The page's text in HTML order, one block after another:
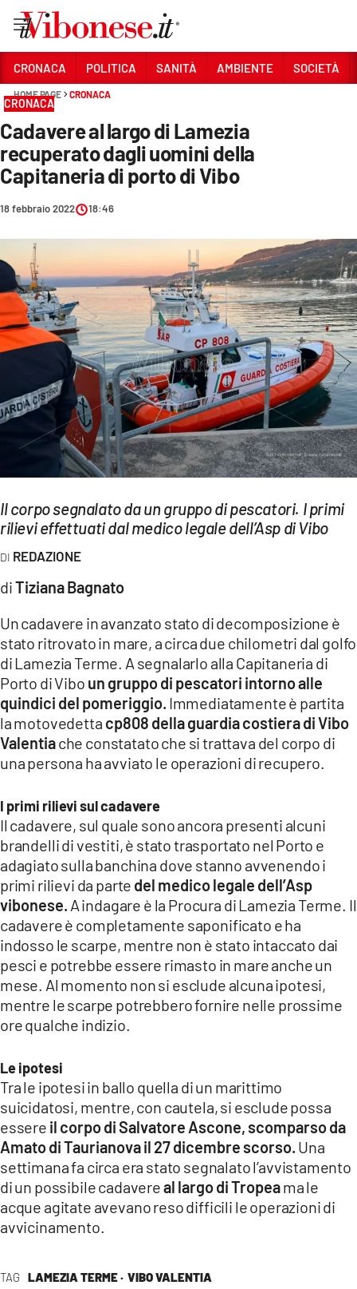
Sezioni
CRONACA
POLITICA
SOCIETÀ
CULTURA
ECONOMIA E LAVORO
SPORT
Streaming
LAC TV
LAC NETWORK
LaC
LACPLAY.IT
LACTV.IT
LACONAIR.IT
LACITYMAG.IT
ILREGGINO.IT
COSENZACHANNEL.IT
ILVIBONESE.IT
CATANZAROCHANNEL.IT
LACAPITALENEWS.IT
App
ANDROID
APPLE
CRONACA POLITICA SANITÀ AMBIENTE SOCIETÀ
HOME PAGE CRONACA
CRONACA
Cadavere al largo di Lamezia
recuperato dagli uomini della
Capitaneria di porto di Vibo
18 febbraio 2022 18:46
Il corpo segnalato da un gruppo di pescatori. I primi
rilievi effettuati dal medico legale dell’Asp di Vibo
REDAZIONE
TAG LAMEZIA TERME · VIBO VALENTIA
diTiziana Bagnato
Un cadavere in avanzato stato di decomposizione è
stato ritrovato in mare, a circa due chilometri dal golfo
di Lamezia Terme. A segnalarlo alla Capitaneria di
Porto di Vibo un gruppo di pescatori intorno alle
quindici del pomeriggio. Immediatamente è partita
la motovedetta cp808 della guardia costiera di Vibo
Valentiache constatato che si trattava del corpo di
una persona ha avviato le operazioni di recupero.
I primi rilievi sul cadavere
Il cadavere, sul quale sono ancora presenti alcuni
brandelli di vestiti, è stato trasportato nel Porto e
adagiato sulla banchina dove stanno avvenendo i
primi rilievi da parte del medico legale dell’Asp
vibonese. A indagare è la Procura di Lamezia Terme. Il
cadavere è completamente saponificato e ha
indosso le scarpe, mentre non è stato intaccato dai
pesci e potrebbe essere rimasto in mare anche un
mese. Al momento non si esclude alcuna ipotesi,
mentre le scarpe potrebbero fornire nelle prossime
ore qualche indizio.
Le ipotesi
Tra le ipotesi in ballo quella di un marittimo
suicidatosi, mentre, con cautela, si esclude possa
essere il corpo di Salvatore Ascone, scomparso da
Amato di Taurianova il 27 dicembre scorso. Una
settimana fa circa era stato segnalato l’avvistamento
di un possibile cadavereal largo di Tropeama le
acque agitate avevano reso difficili le operazioni di
avvicinamento.